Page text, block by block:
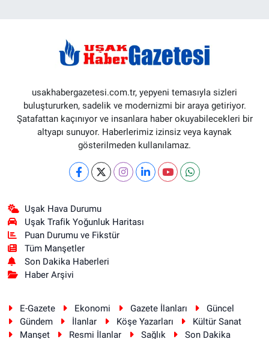
usakhabergazetesi.com.tr, yepyeni temasıyla sizleri
buluştururken, sadelik ve modernizmi bir araya getiriyor.
Şatafattan kaçınıyor ve insanlara haber okuyabilecekleri bir
altyapı sunuyor. Haberlerimiz izinsiz veya kaynak
gösterilmeden kullanılamaz.
Uşak Hava Durumu
Uşak Trafik Yoğunluk Haritası
Puan Durumu ve Fikstür
Tüm Manşetler
Son Dakika Haberleri
Haber Arşivi
E-Gazete Ekonomi Gazete İlanları
Güncel
Gündem
İlanlar Köşe Yazarları
Kültür Sanat
Manşet
Resmi İlanlar Sağlık Son Dakika